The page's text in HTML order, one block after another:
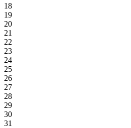
18
19
20
21
22
23
24
25
26
27
28
29
30
31